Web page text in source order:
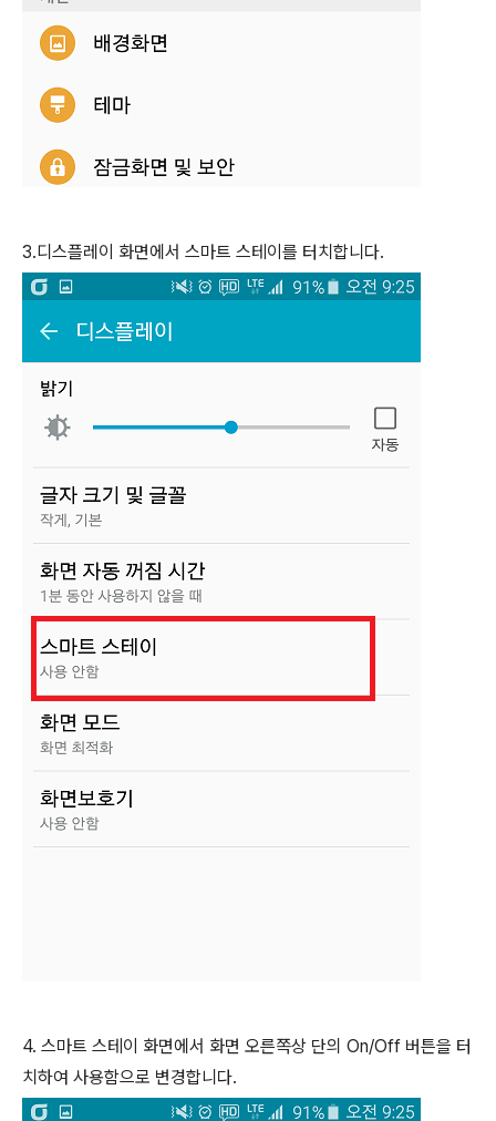
3.디스플레이 화면에서 스마트 스테이를 터치합니다.
4. 스마트 스테이 화면에서 화면 오른쪽상 단의 On/Off 버튼을 터
치하여 사용함으로 변경합니다.